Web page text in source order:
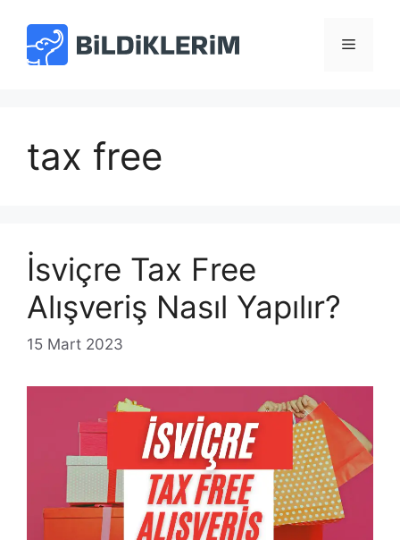
Menü
tax free
İsviçre Tax Free
Alışveriş Nasıl Yapılır?
15 Mart 2023